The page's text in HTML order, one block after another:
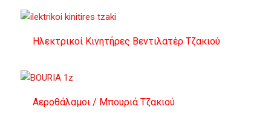
Ηλεκτρικοί Κινητήρες Βεντιλατέρ Τζακιού
Αεροθάλαμοι / Μπουριά Τζακιού